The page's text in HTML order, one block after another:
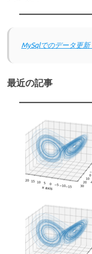
MySqlでのデータ更新
最近の記事